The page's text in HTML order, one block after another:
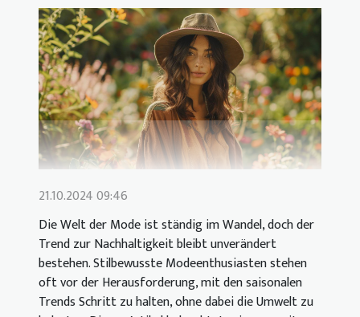
21.10.2024 09:46
Die Welt der Mode ist ständig im Wandel, doch der
Trend zur Nachhaltigkeit bleibt unverändert
bestehen. Stilbewusste Modeenthusiasten stehen
oft vor der Herausforderung, mit den saisonalen
Trends Schritt zu halten, ohne dabei die Umwelt zu